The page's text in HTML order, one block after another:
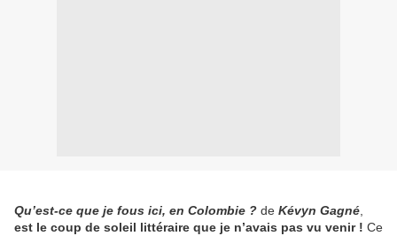
Qu’est-ce que je fous ici, en Colombie ? de Kévyn Gagné
est le coup de soleil littéraire que je n’avais pas vu venir ! Ce